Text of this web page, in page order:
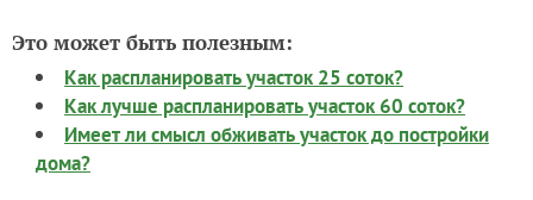
Это может быть полезным:
Как распланировать участок 25 соток?
Как лучше распланировать участок 60 соток?
Имеет ли смысл обживать участок до постройки
дома?